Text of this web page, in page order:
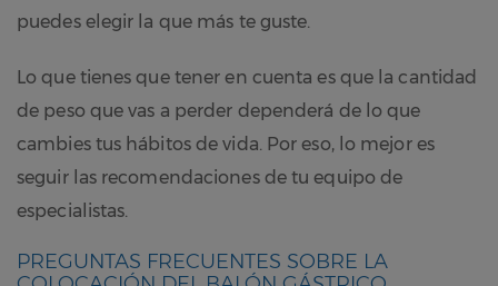
puedes elegir la que más te guste.
Lo que tienes que tener en cuenta es que la cantidad
de peso que vas a perder dependerá de lo que
cambies tus hábitos de vida. Por eso, lo mejor es
seguir las recomendaciones de tu equipo de
especialistas.
PREGUNTAS FRECUENTES SOBRE LA